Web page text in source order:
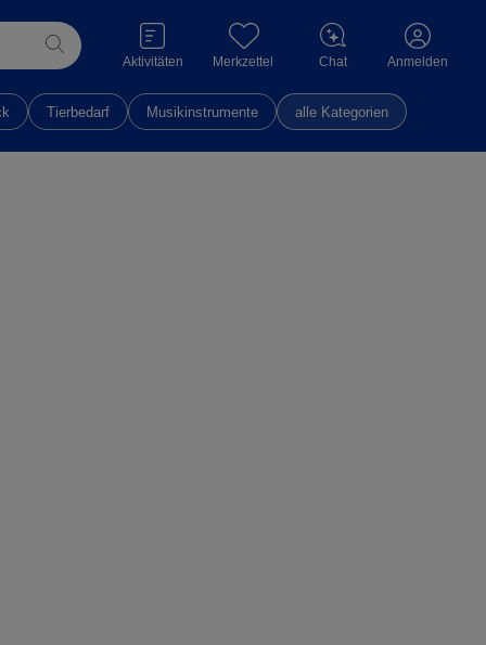
Aktivitäten Merkzettel Chat Anmelden
Tierbedarf Musikinstrumente alle Kategorien